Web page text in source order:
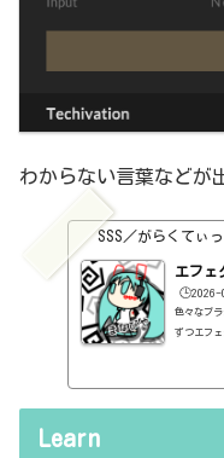
わからない言葉などが
SSS／がらくてぃ
エフェ
🕒️2026-
色々なプ
ずつエフ
Learn